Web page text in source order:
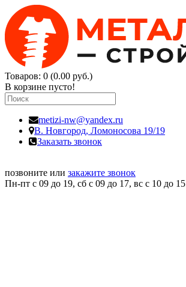
Товаров: 0 (0.00 руб.)
В корзине пусто!
metizi-nw@yandex.ru
В. Новгород, Ломоносова 19/19
Заказать звонок
позвоните или закажите звонок
Пн-пт с 09 до 19, сб с 09 до 17, вс c 10 до 15